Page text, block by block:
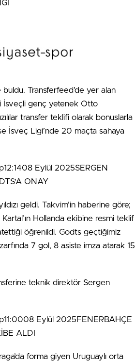
buldu. Transferfeed’de yer alan
İsveçli genç yetenek Otto
transfer teklifi olarak bonuslarla
İsveç Ligi’nde 20 maçta sahaya
12:1408 Eylül 2025SERGEN
geldi. Takvim’in haberine göre;
Hollanda ekibine resmi teklif
öğrenildi. Godts geçtiğimiz
7 gol, 8 asiste imza atarak 15
teknik direktör Sergen
11:0008 Eylül 2025FENERBAHÇE
forma giyen Uruguaylı orta